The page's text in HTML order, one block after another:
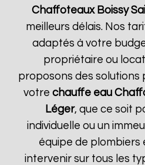
Chaffoteaux Boissy
meilleurs délais. Nos
adaptés à votre
propriétaire ou
proposons des solutions
votrechauffe eau
Léger, que ce soit
individuelle ou un
équipe de plombiers
intervenir sur tous les